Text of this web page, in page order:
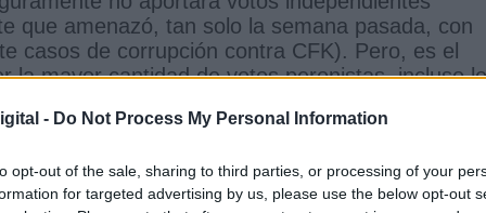
- Do Not Process My Personal Information
opt-out of the sale, sharing to third parties, or processing of your
for targeted advertising by us, please use the below opt-out
que amenazó, tan solo la semana pasada, con
casos de corrupción contra CFK). Pero, es el
la mayor cantidad de votos peronistas, incluso
ensaya un renunciamiento histórico (como
renunció a la candidatura a vicepresidente
Esta actitud es coherente con la tendencia de la